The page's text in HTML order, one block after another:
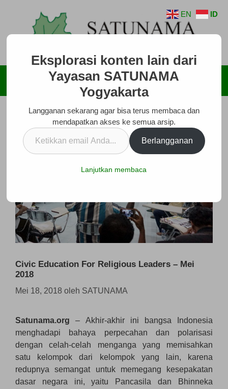
Menu
Civic Education For Religious Leaders – Mei
2018
Mei 18, 2018 oleh SATUNAMA
Satunama.org – Akhir-akhir ini bangsa Indonesia
menghadapi bahaya perpecahan dan polarisasi
dengan celah-celah menganga yang memisahkan
satu kelompok dari kelompok yang lain, karena
redupnya semangat untuk memegang kesepakatan
dasar negara ini, yaitu Pancasila dan Bhinneka
EN ID
Eksplorasi konten lain dari
Yayasan SATUNAMA
Yogyakarta
Langganan sekarang agar bisa terus membaca dan
mendapatkan akses ke semua arsip.
Ketikkan
email
Berlangganan
Lanjutkan membaca